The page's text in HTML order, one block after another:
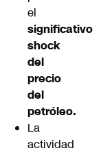
el
significativo
shock
del
precio
del
petróleo.
La
actividad